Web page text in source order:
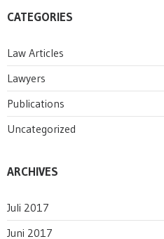
CATEGORIES
Law Articles
Lawyers
Publications
Uncategorized
ARCHIVES
Juli 2017
Juni 2017